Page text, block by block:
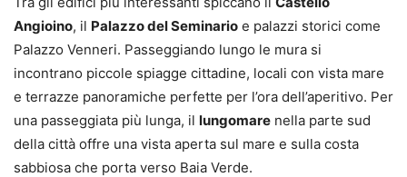
Angioino, il Palazzo del Seminario e palazzi storici come
Palazzo Venneri. Passeggiando lungo le mura si
incontrano piccole spiagge cittadine, locali con vista mare
e terrazze panoramiche perfette per l’ora dell’aperitivo. Per
una passeggiata più lunga, il lungomare nella parte sud
della città offre una vista aperta sul mare e sulla costa
sabbiosa che porta verso Baia Verde.